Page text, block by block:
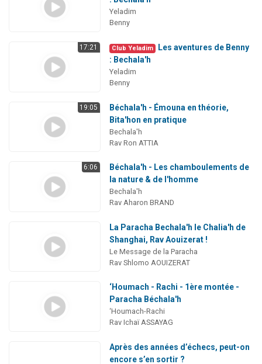
Yeladim
Benny
17:21 Club Yeladim
Les aventures de Benny
: Bechala'h
Yeladim
Benny
19:05
Béchala'h - Émouna en théorie,
Bita'hon en pratique
Bechala'h
Rav Ron ATTIA
6:06
Béchala'h - Les chamboulements de
la nature & de l'homme
Bechala'h
Rav Aharon BRAND
La Paracha Bechala'h le Chalia'h de
Shanghai, Rav Aouizerat !
Le Message de la Paracha
Rav Shlomo AOUIZERAT
‘Houmach - Rachi - 1ère montée -
Paracha Béchala'h
‘Houmach-Rachi
Rav Ichaï ASSAYAG
Après des années d’échecs, peut-on
encore s’en sortir ?